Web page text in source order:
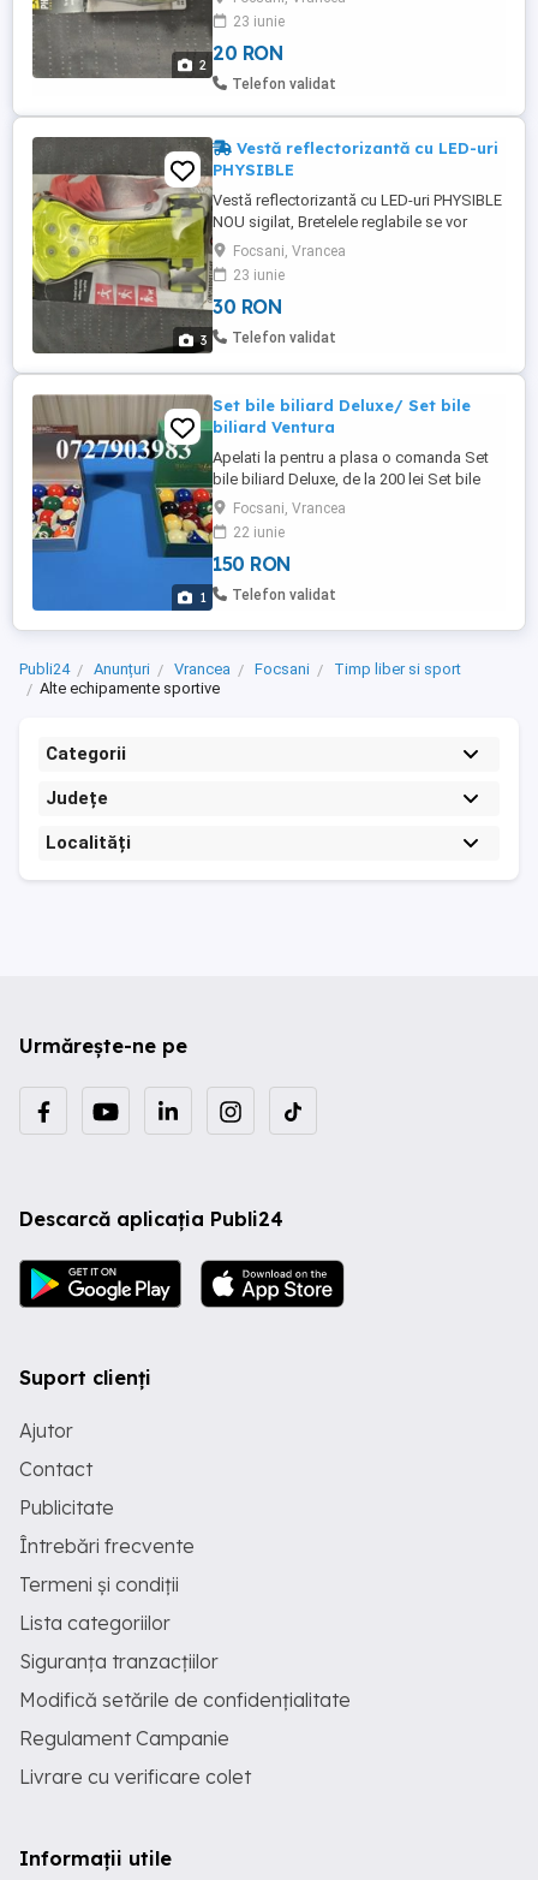
2
vizibilității în timpul activităților nocturne.
Tip: Bandă magnetică cu LED-uri, de
culoare galbenă. Utilizare: Potrivite pentru
alergare, mers pe jos sau ciclism, pentru a
23 iunie
20 RON
Telefon validat
3
Vestă reflectorizantă cu LED-uri
PHYSIBLE
Vestă reflectorizantă cu LED-uri PHYSIBLE
NOU sigilat, Bretelele reglabile se vor
potrivi oricarei siluete, iar culoarea neon si
benzile reflectorizante va sporesc
vizibilitatea. Vesta are 4 lumini LED
incorporate (fata si spate), pentru a
asigura o vizibilitate mai buna in aer liber
Focsani, Vrancea
23 iunie
30 RON
Telefon validat
1
Set bile biliard Deluxe/ Set bile
biliard Ventura
Apelati la pentru a plasa o comanda Set
bile biliard Deluxe, de la 200 lei Set bile
biliard Ventura, de la 150 lei
Focsani, Vrancea
22 iunie
150 RON
Telefon validat
Publi24 Anunțuri Vrancea Focsani
Timp liber si sport
Alte echipamente sportive
Categorii
Județe
Localități
Urmărește-ne pe
Descarcă aplicația Publi24
Suport clienți
Ajutor
Contact
Publicitate
Întrebări frecvente
Termeni și condiții
Lista categoriilor
Siguranța tranzacțiilor
Modifică setările de confidențialitate
Regulament Campanie
Livrare cu verificare colet
Informații utile